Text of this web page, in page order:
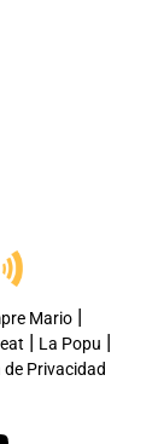
Mario|
| La Popu |
de Privacidad